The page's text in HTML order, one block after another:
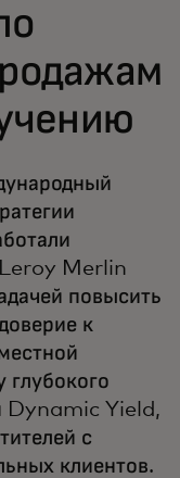
Merlin
повысить
к
глубокого
Dynamic Yield,
с
клиентов.